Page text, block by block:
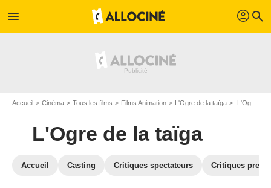
menu profil search
Accueil Cinéma Tous les films Films Animation L'Ogre de la taïga L'Ogre de la taïga : Box Office
L'Ogre de la taïga
Accueil Casting Critiques spectateurs Critiques